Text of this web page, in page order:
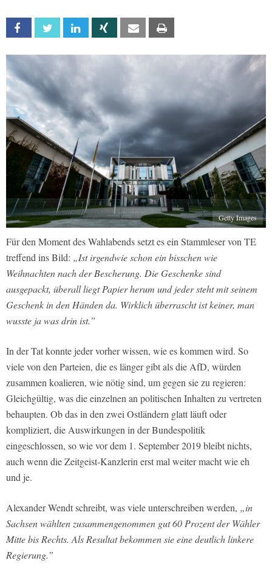
Facebook Twitter Linkedin Xing Email
Getty Images
Für den Moment des Wahlabends setzt es ein Stammleser von TE
treffend ins Bild: „Ist irgendwie schon ein bisschen wie
Weihnachten nach der Bescherung. Die Geschenke sind
ausgepackt, überall liegt Papier herum und jeder steht mit seinem
Geschenk in den Händen da. Wirklich überrascht ist keiner, man
wusste ja was drin ist.”
In der Tat konnte jeder vorher wissen, wie es kommen wird. So
viele von den Parteien, die es länger gibt als die AfD, würden
zusammen koalieren, wie nötig sind, um gegen sie zu regieren:
Gleichgültig, was die einzelnen an politischen Inhalten zu vertreten
behaupten. Ob das in den zwei Ostländern glatt läuft oder
kompliziert, die Auswirkungen in der Bundespolitik
eingeschlossen, so wie vor dem 1. September 2019 bleibt nichts,
auch wenn die Zeitgeist-Kanzlerin erst mal weiter macht wie eh
und je.
Alexander Wendt schreibt, was viele unterschreiben werden, „in
Sachsen wählten zusammengenommen gut 60 Prozent der Wähler
Mitte bis Rechts. Als Resultat bekommen sie eine deutlich linkere
Regierung.”